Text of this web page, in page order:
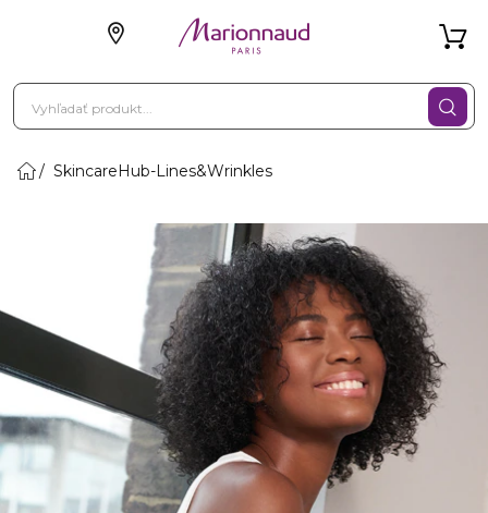
SkincareHub-Lines&Wrinkles